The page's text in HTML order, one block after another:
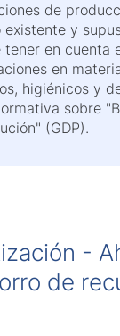
de
y
tener en cuenta
en
higiénicos y
sobre
(GDP).
-
de